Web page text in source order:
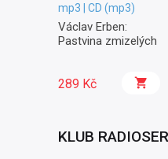
mp3 | CD (mp3)
Václav Erben:
Pastvina zmizelých
289 Kč
KLUB